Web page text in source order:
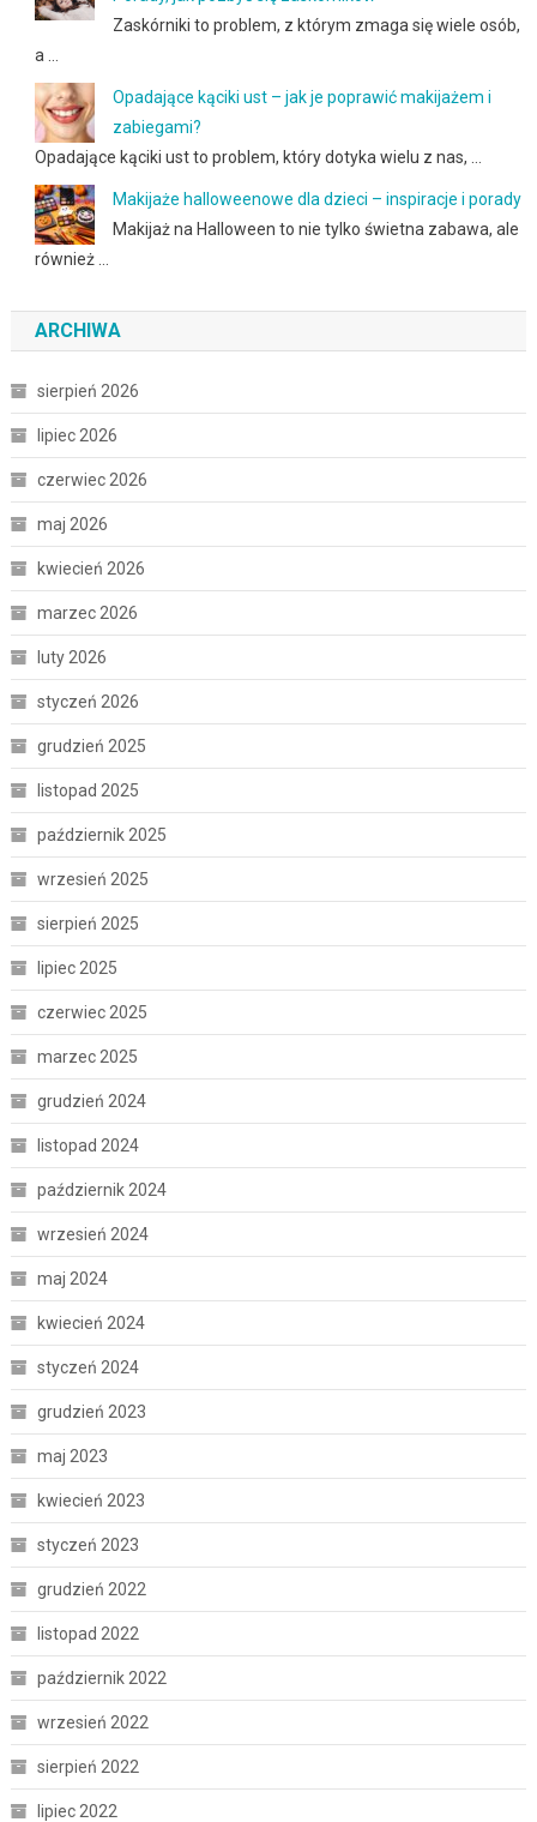
Zaskórniki to problem, z którym zmaga się wiele osób,
a …
Opadające kąciki ust – jak je poprawić makijażem i
zabiegami?
Opadające kąciki ust to problem, który dotyka wielu z nas, …
Makijaże halloweenowe dla dzieci – inspiracje i porady
Makijaż na Halloween to nie tylko świetna zabawa, ale
również …
ARCHIWA
sierpień 2026
lipiec 2026
czerwiec 2026
maj 2026
kwiecień 2026
marzec 2026
luty 2026
styczeń 2026
grudzień 2025
listopad 2025
październik 2025
wrzesień 2025
sierpień 2025
lipiec 2025
czerwiec 2025
marzec 2025
grudzień 2024
listopad 2024
październik 2024
wrzesień 2024
maj 2024
kwiecień 2024
styczeń 2024
grudzień 2023
maj 2023
kwiecień 2023
styczeń 2023
grudzień 2022
listopad 2022
październik 2022
wrzesień 2022
sierpień 2022
lipiec 2022